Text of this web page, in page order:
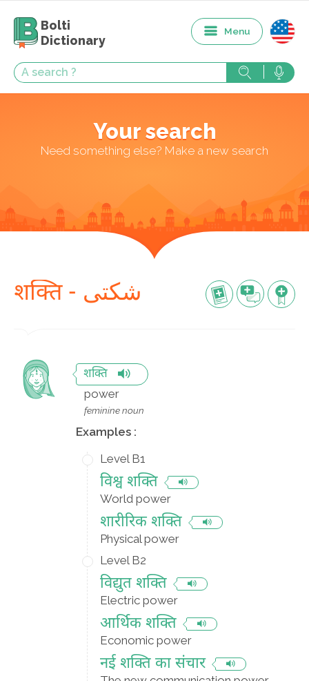
Bolti
Dictionary
Menu
Your search
Need something else? Make a new search
शक्ति - شکتی
शक्ति
power
feminine noun
Examples :
Level B1
विश्व शक्ति
World power
शारीरिक शक्ति
Physical power
Level B2
विद्युत शक्ति
Electric power
आर्थिक शक्ति
Economic power
नई शक्ति का संचार